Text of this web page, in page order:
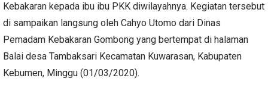
Kebakaran kepada ibu ibu PKK diwilayahnya. Kegiatan tersebut
di sampaikan langsung oleh Cahyo Utomo dari Dinas
Pemadam Kebakaran Gombong yang bertempat di halaman
Balai desa Tambaksari Kecamatan Kuwarasan, Kabupaten
Kebumen, Minggu (01/03/2020).